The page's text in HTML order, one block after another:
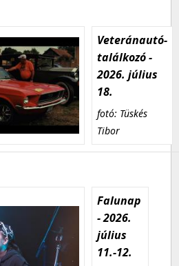
Veteránautó-
találkozó -
2026. július
18.
fotó: Tüskés
Tibor
Falunap
- 2026.
július
11.-12.